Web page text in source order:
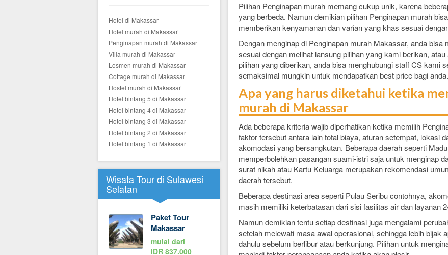
Hotel di Makassar
Hotel murah di Makassar
Penginapan murah di Makassar
Villa murah di Makassar
Losmen murah di Makassar
Cottage murah di Makassar
Hostel murah di Makassar
Hotel bintang 5 di Makassar
Hotel bintang 4 di Makassar
Hotel bintang 3 di Makassar
Hotel bintang 2 di Makassar
Hotel bintang 1 di Makassar
Wisata Tour di Sulawesi
Selatan
Paket Tour
Makassar
mulai dari
IDR 837.000
Pilihan Penginapan murah memang cukup unik, karena
yang berbeda. Namun demikian pilihan Penginapan murah
memberikan kenyamanan dan varian yang khas sesuai
Dengan menginap di Penginapan murah Makassar, anda
sesuai dengan melihat lansung pilihan yang kami berikan,
pilihan yang diberikan, anda bisa menghubungi staff CS kami
semaksimal mungkin untuk mendapatkan best price bagi anda.
Apa yang harus diketahui ketika
murah di Makassar
Ada beberapa kriteria wajib diperhatikan ketika memilih
faktor tersebut antara lain total biaya, aturan setempat, lokasi
akomodasi yang bersangkutan. Beberapa daerah seperti
memperbolehkan pasangan suami-istri saja untuk menginap
surat nikah atau Kartu Keluarga merupakan rekomendasi
daerah tersebut.
Beberapa destinasi area seperti Pulau Seribu contohnya,
masih memiliki keterbatasan dari sisi fasilitas air dan layanan
Namun demikian tentu setiap destinasi juga mengalami
setelah melewati masa awal operasional, sehingga lebih bijak
dahulu sebelum berlibur atau berkunjung. Pilihan untuk